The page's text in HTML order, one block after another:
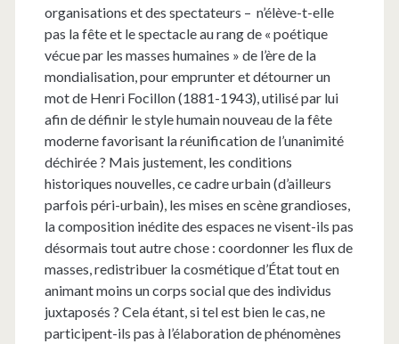
organisations et des spectateurs – n’élève-t-elle
pas la fête et le spectacle au rang de « poétique
vécue par les masses humaines » de l’ère de la
mondialisation, pour emprunter et détourner un
mot de Henri Focillon (1881-1943), utilisé par lui
afin de définir le style humain nouveau de la fête
moderne favorisant la réunification de l’unanimité
déchirée ? Mais justement, les conditions
historiques nouvelles, ce cadre urbain (d’ailleurs
parfois péri-urbain), les mises en scène grandioses,
la composition inédite des espaces ne visent-ils pas
désormais tout autre chose : coordonner les flux de
masses, redistribuer la cosmétique d’État tout en
animant moins un corps social que des individus
juxtaposés ? Cela étant, si tel est bien le cas, ne
participent-ils pas à l’élaboration de phénomènes